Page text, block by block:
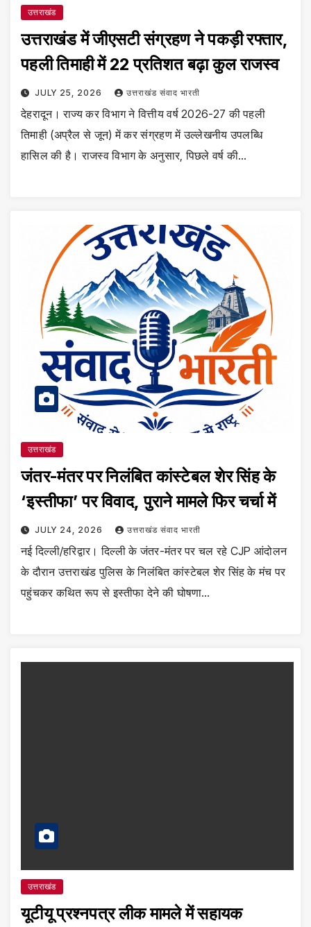
उत्तराखंड
उत्तराखंड में जीएसटी संग्रहण ने पकड़ी रफ्तार,
पहली तिमाही में 22 प्रतिशत बढ़ा कुल राजस्व
JULY 25, 2026 उत्तराखंड संवाद भारती
देहरादून। राज्य कर विभाग ने वित्तीय वर्ष 2026-27 की पहली
तिमाही (अप्रैल से जून) में कर संग्रहण में उल्लेखनीय उपलब्धि
हासिल की है। राजस्व विभाग के अनुसार, पिछले वर्ष की…
उत्तराखंड
जंतर-मंतर पर निलंबित कांस्टेबल शेर सिंह के
‘इस्तीफा’ पर विवाद, पुराने मामले फिर चर्चा में
JULY 24, 2026 उत्तराखंड संवाद भारती
नई दिल्ली/हरिद्वार। दिल्ली के जंतर-मंतर पर चल रहे CJP आंदोलन
के दौरान उत्तराखंड पुलिस के निलंबित कांस्टेबल शेर सिंह के मंच पर
पहुंचकर कथित रूप से इस्तीफा देने की घोषणा…
उत्तराखंड
यूटीयू प्रश्नपत्र लीक मामले में सहायक